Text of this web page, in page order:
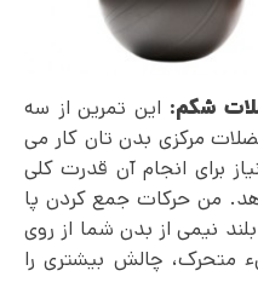
شکم: این تمرین از سه
مرکزی بدن تان کار می
برای انجام آن قدرت کلی
من حرکات جمع کردن پا
نیمی از بدن شما از روی
متحرک، چالش بیشتری را